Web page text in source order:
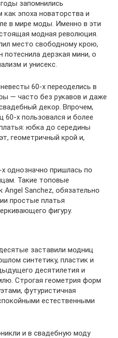
запомнились
эпоха новаторства и
в мире моды. Именно в эти
модная революция.
место свободному крою,
дерзкая мини, о
и унисекс.
60-х переоделись в
— часто без рукавов и даже
декор. Впрочем,
60-х пользовался и более
юбка до середины
геометричный крой и,
однозначно пришлась по
Такие топовые
Sanchez, обязательно
простые платья
фигуру.
заставили модниц
синтетику, пластик и
десятилетия и
Строгая геометрия форм
футуристичная
естественными
и в свадебную моду